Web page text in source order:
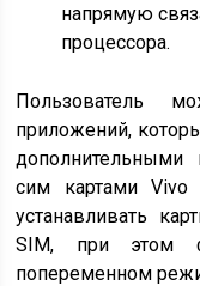
напрямую
процессора.
Пользователь
приложений,
сим картами Vivo
устанавливать
SIM, при этом
попеременном